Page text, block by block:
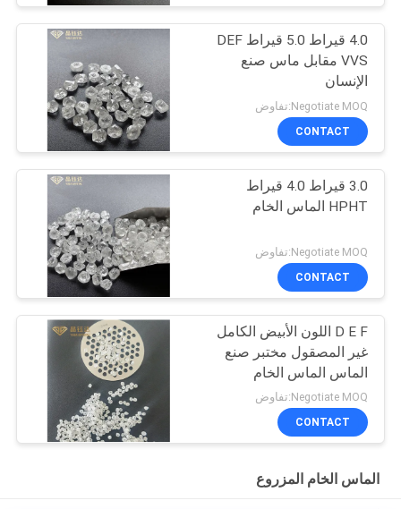
4.0 قيراط 5.0 قيراط DEF
VVS مقابل ماس صنع
الإنسان
Negotiate MOQ:تفاوض
CONTACT
3.0 قيراط 4.0 قيراط
HPHT الماس الخام
Negotiate MOQ:تفاوض
CONTACT
D E F اللون الأبيض الكامل
غير المصقول مختبر صنع
الماس الماس الخام
الحقيقي الماس فضفاض
Negotiate MOQ:تفاوض
CONTACT
الماس الخام المزروع